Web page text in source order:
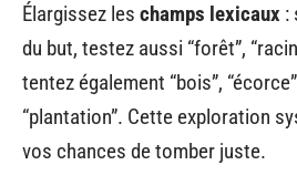
Élargissez les champs lexicaux :
du but, testez aussi “forêt”,
tentez également “bois”,
“plantation”. Cette exploration
vos chances de tomber juste.